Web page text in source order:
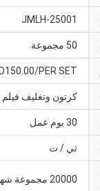
JMLH-25001
50 مجموعة
PER SET
كرتون وتغليف فيلم
30 يوم عمل
تي / ت
20000 مجموعة شهريا